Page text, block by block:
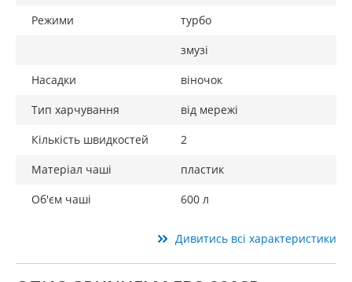
Режими
турбо
змузі
Насадки
віночок
Тип харчування
від мережі
Кількість швидкостей
2
Матеріал чаші
пластик
Об'єм чаші
600 л
Дивитись всі характеристики